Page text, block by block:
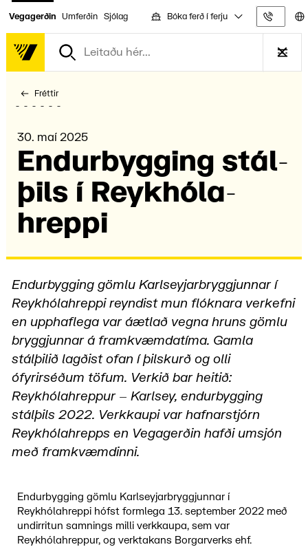
Vegagerðin Umferðin Sjólag Bóka ferð í ferju
Fréttir
30. maí 2025
Endur­bygg­ing stál­
þils í Reyk­hóla­
hreppi
Endurbygging gömlu Karlseyjarbryggjunnar í
Reykhólahreppi reyndist mun flóknara verkefni
en upphaflega var áætlað vegna hruns gömlu
bryggjunnar á framkvæmdatíma. Gamla
stálþilið lagðist ofan í þilskurð og olli
ófyrirséðum töfum. Verkið bar heitið:
Reykhólahreppur – Karlsey, endurbygging
stálþils 2022. Verkkaupi var hafnarstjórn
Reykhólahrepps en Vegagerðin hafði umsjón
með framkvæmdinni.
Endurbygging gömlu Karlseyjarbryggjunnar í
Reykhólahreppi hófst formlega 13. september 2022 með
undirritun samnings milli verkkaupa, sem var
Reykhólahreppur, og verktakans Borgarverks ehf.